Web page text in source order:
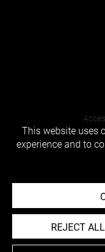
This website uses
experience and to
REJECT